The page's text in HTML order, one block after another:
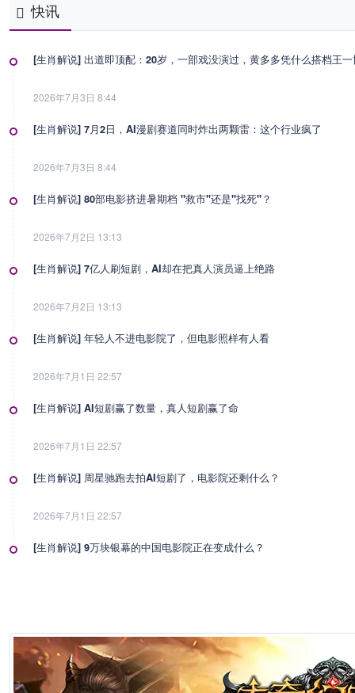
快讯
[生肖解说] 出道即顶配：20岁，一部戏没演过，黄多多凭什么搭档王
2026年7月3日 8:44
[生肖解说] 7月2日，AI漫剧赛道同时炸出两颗雷：这个行业疯了
2026年7月3日 8:44
[生肖解说] 80部电影挤进暑期档 "救市"还是"找死"？
2026年7月2日 13:13
[生肖解说] 7亿人刷短剧，AI却在把真人演员逼上绝路
2026年7月2日 13:13
[生肖解说] 年轻人不进电影院了，但电影照样有人看
2026年7月1日 22:57
[生肖解说] AI短剧赢了数量，真人短剧赢了命
2026年7月1日 22:57
[生肖解说] 周星驰跑去拍AI短剧了，电影院还剩什么？
2026年7月1日 22:57
[生肖解说] 9万块银幕的中国电影院正在变成什么？
2026年7月1日 22:57
[生肖解说] 一部已经下线的电影，凭什么让陈道明袁和平吴京跑一趟兰